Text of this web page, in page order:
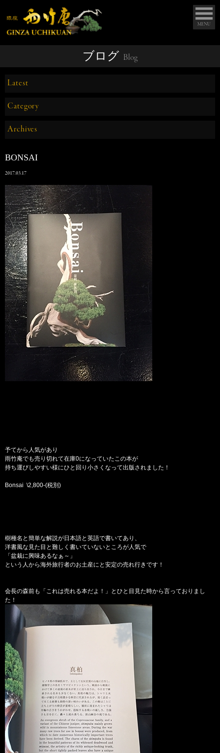
MENU
ブログ Blog
Latest
Category
Archives
BONSAI
2017.03.17
予てから人気があり
雨竹庵でも売り切れて在庫0になっていたこの本が
持ち運びしやすい様にひと回り小さくなって出版されました！
Bonsai \2,800-(税別)
樹種名と簡単な解説が日本語と英語で書いてあり、
洋書風な見た目と難しく書いていないところが人気で
「盆栽に興味あるなぁ～」
という人から海外旅行者のお土産にと安定の売れ行きです！
会長の森前も「これは売れる本だよ！」とひと目見た時から言っておりまし
た！